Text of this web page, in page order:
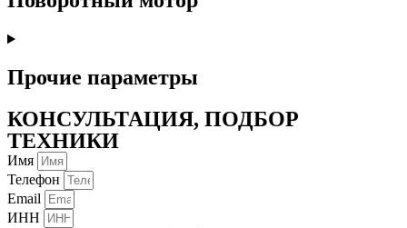
Прочие параметры
КОНСУЛЬТАЦИЯ, ПОДБОР
ТЕХНИКИ
Имя
Телефон
Email
ИНН